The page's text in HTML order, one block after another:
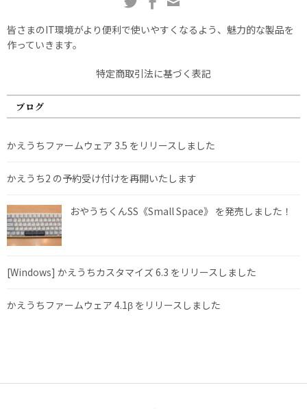
皆さまのIT環境がより便利で使いやすくなるよう、魅力的な製品を
作っていきます。
特定商取引法に基づく表記
ブログ
かえうちファームウェア 3.5 をリリースしました
かえうち2 の予約受け付けを再開いたします
おやうちくんSS《Small Space》 を発売しました！
[Windows] かえうちカスタマイズ 6.3 をリリースしました
かえうちファームウェア 4.1β をリリースしました